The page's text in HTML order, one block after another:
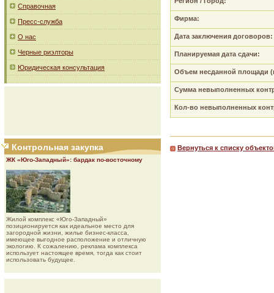
Справочная
Пресс-служба
О нас
Черные риэлторы
Юридическая консультация
Контрольная закупка
ЖК «Юго-Западный»: бардак по-восточному
Жилой комплекс «Юго-Западный»
позиционируется как идеальное место для
загородной жизни, жилье бизнес-класса,
имеющее выгодное расположение и отличную
экологию. К сожалению, реклама комплекса
использует настоящее время, тогда как стоит
использовать будущее.
Фирма:
Дата заключения договоров:
Планируемая дата сдачи:
Объем несданной площади
Сумма невыполненных
Кол-во невыполненных
Вернуться к списку